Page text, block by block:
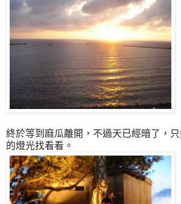
終於等到麻瓜離開，不過天已經暗了，
的燈光找看看。